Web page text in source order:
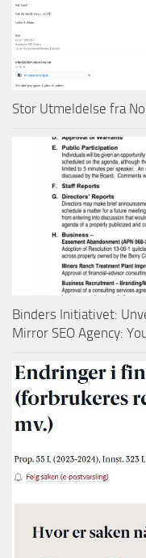
Stor Utmeldelse fra
Binders Initiativet:
Mirror SEO Agency: